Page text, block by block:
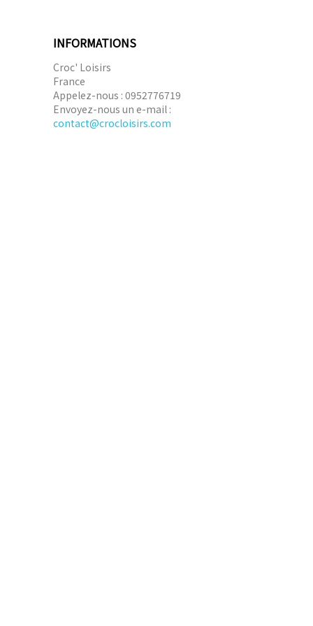
INFORMATIONS
Croc' Loisirs
France
Appelez-nous : 0952776719
Envoyez-nous un e-mail :
contact@crocloisirs.com